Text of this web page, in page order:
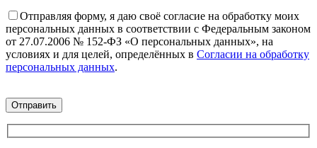
Отправляя форму, я даю своё согласие на обработку моих
персональных данных в соответствии с Федеральным законом
от 27.07.2006 № 152-ФЗ «О персональных данных», на
условиях и для целей, определённых в Согласии на обработку
персональных данных.